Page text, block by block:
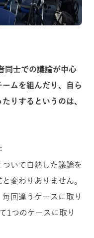
士での議論が中心
ムを組んだり、自ら
りするというのは、
いて白熱した議論を
変わりありません。
回違うケースに取り
1つのケースに取り